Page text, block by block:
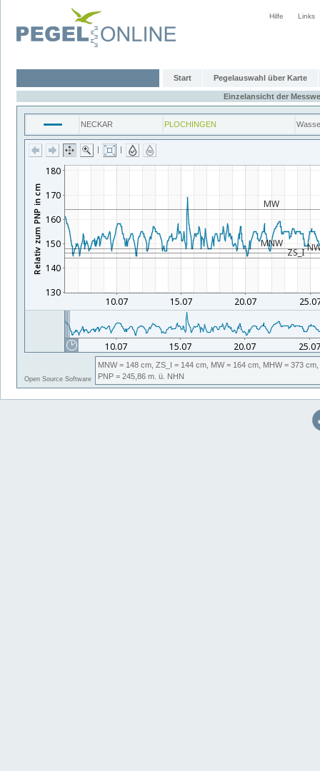
Hilfe Links
Start Pegelauswahl über Karte
Einzelansicht der
NECKAR PLOCHINGEN
| |
Open Source Software
MNW= 148 cm, ZS_I = 144 cm, MW= 164 cm, MHW= 373 cm,
PNP = 245,86 m. ü. NHN